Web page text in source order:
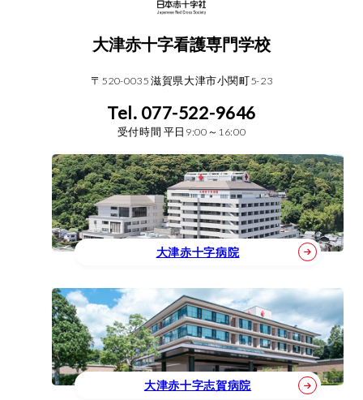
大津赤十字看護専門学校
〒520-0035 滋賀県大津市小関町5-23
Tel. 077-522-9646
受付時間 平日9:00～16:00
大津赤十字病院
大津赤十字志賀病院